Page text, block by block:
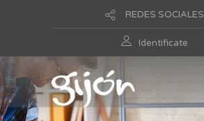
REDES SOCIALES
Identificate